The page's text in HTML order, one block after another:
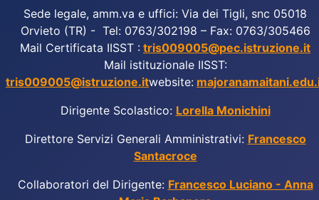
Sede legale, amm.va e uffici: Via dei Tigli, snc 05018
Orvieto (TR) - Tel: 0763/302198 – Fax: 0763/305466
Mail Certificata IISST : tris009005@pec.istruzione.it
Mail istituzionale IISST:
tris009005@istruzione.itwebsite:
Dirigente Scolastico: Lorella Monichini
Direttore Servizi Generali Amministrativi: Francesco
Santacroce
Collaboratori del Dirigente: Francesco Luciano - Anna